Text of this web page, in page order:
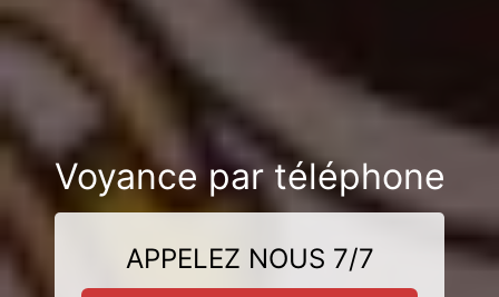
Voyance par téléphone
APPELEZ NOUS 7/7